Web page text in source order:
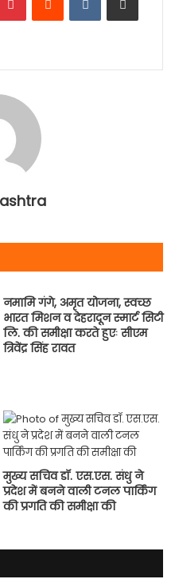
नमामि गंगे, अमृत योजना, स्वच्छ
भारत मिशन व देहरादून स्मार्ट सिटी
लि. की समीक्षा करते हुएः सीएम
त्रिवेंद्र सिंह रावत
मुख्य सचिव डॉ. एस.एस. संधु ने
प्रदेश में बनने वाली टनल पार्किंग
की प्रगति की समीक्षा की